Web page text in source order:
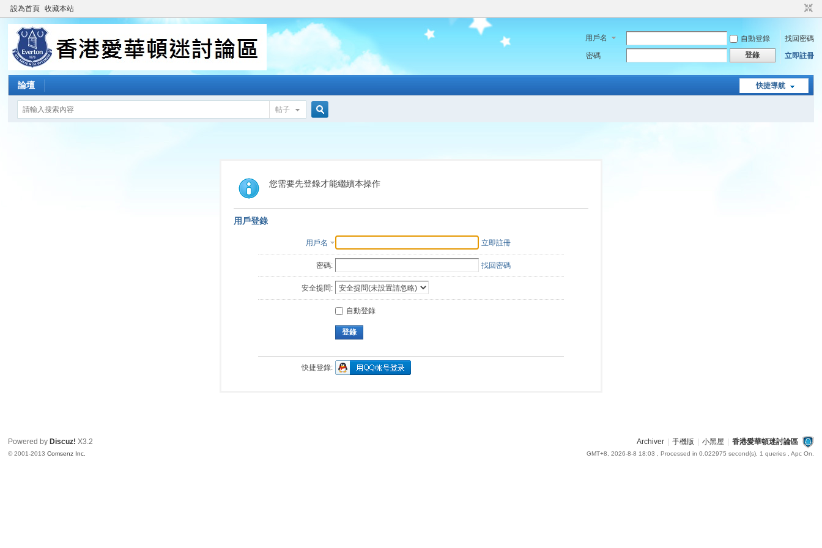
設為首頁 收藏本站
用戶名 自動登錄
找回密碼
密碼
登錄 立即註冊
快捷導航
論壇
帖子
索
您需要先登錄才能繼續本操作
用戶登錄
用戶名 立即註冊
密碼: 找回密碼
安全提問:
自動登錄
登錄
快捷登錄:
Archiver 手機版 小黑屋 香港愛華頓迷討論區
GMT+8, 2026-8-8 18:03 , Processed in 0.022975 second(s), 1 queries , Apc On.
Powered by Discuz! X3.2
© 2001-2013Comsenz Inc.